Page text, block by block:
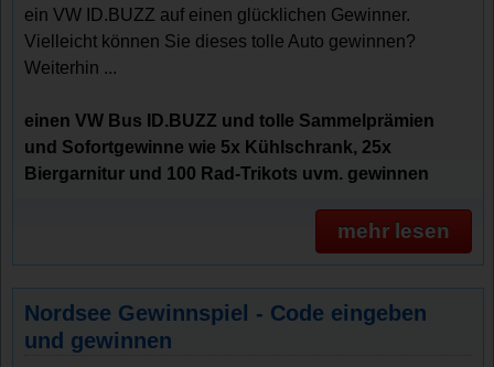
ein VW ID.BUZZ auf einen glücklichen Gewinner.
Vielleicht können Sie dieses tolle Auto gewinnen?
Weiterhin ...
einen VW Bus ID.BUZZ und tolle Sammelprämien
und Sofortgewinne wie 5x Kühlschrank, 25x
Biergarnitur und 100 Rad-Trikots uvm. gewinnen
mehr lesen
Nordsee Gewinnspiel - Code eingeben
und gewinnen